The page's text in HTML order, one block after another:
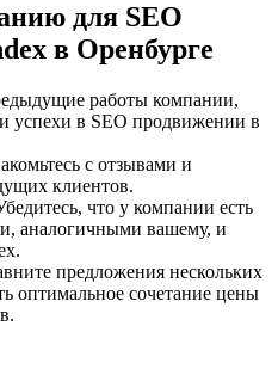
для SEO
в Оренбурге
работы компании,
успехи в SEO продвижении в
с отзывами и
клиентов.
что у компании есть
аналогичными вашему, и
предложения нескольких
оптимальное сочетание цены